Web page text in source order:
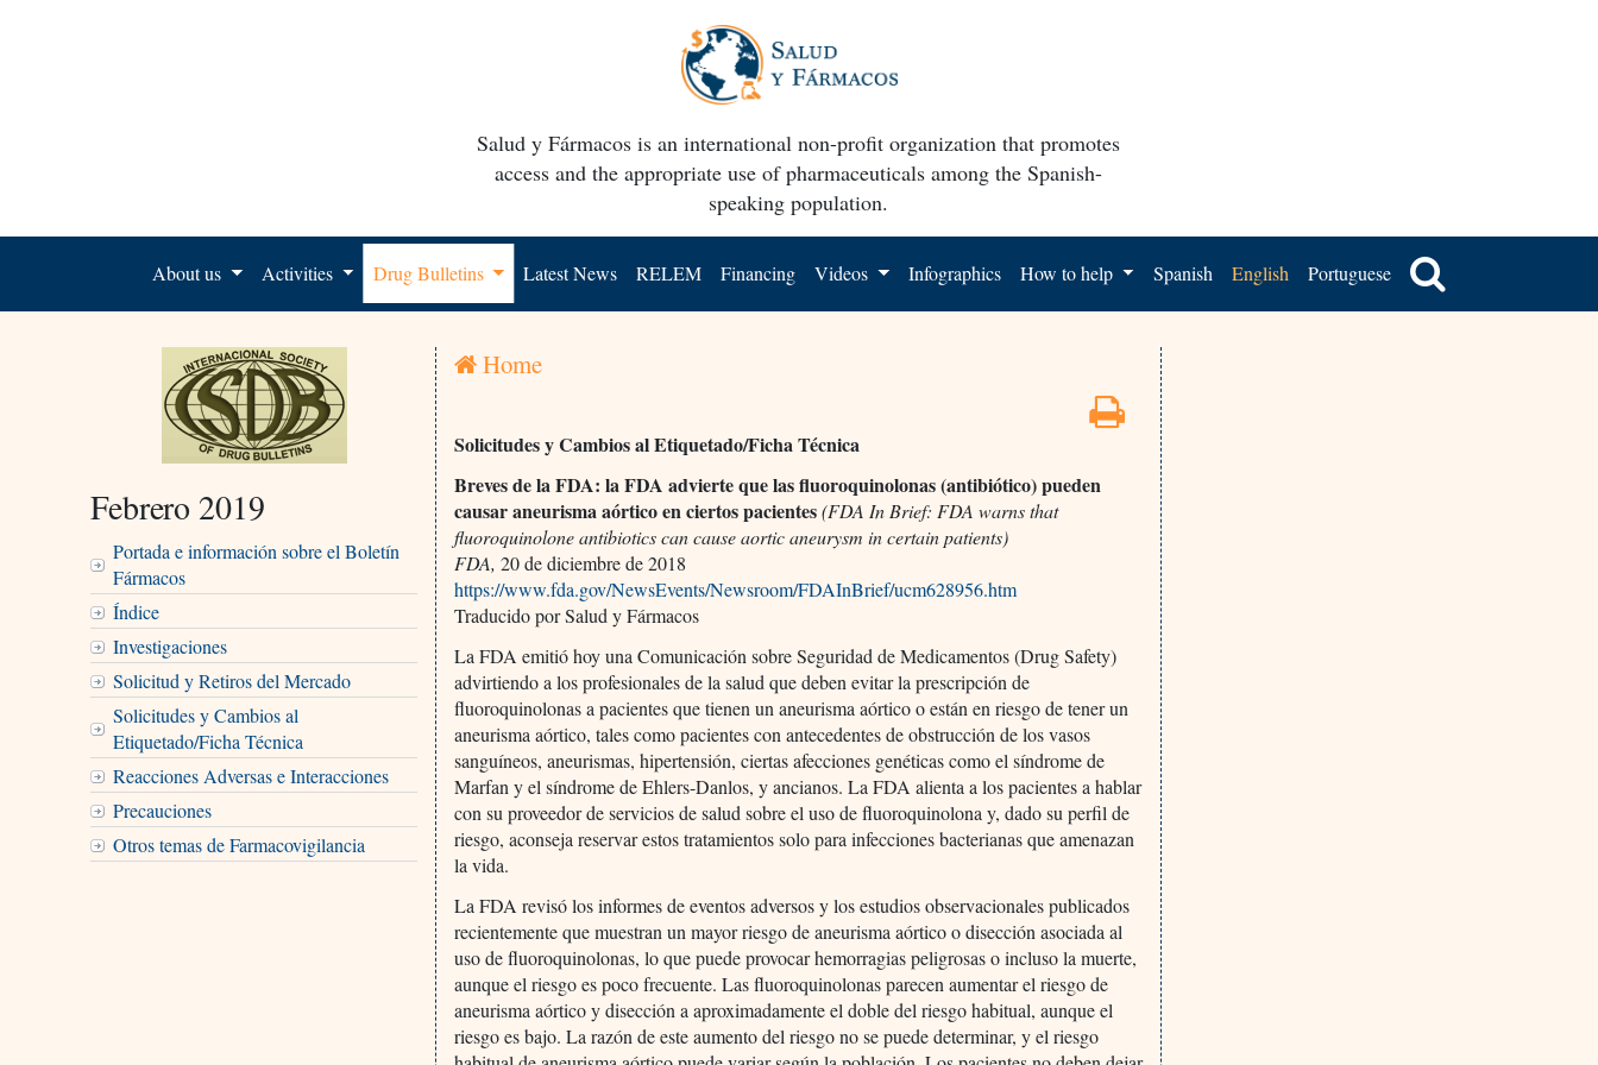
Salud y Fármacos is an international non-profit organization that promotes
access and the appropriate use of pharmaceuticals among the Spanish-
speaking population.
About us Activities Drug Bulletins Latest News RELEM Financing Videos Infographics How to help Spanish English Portuguese
Febrero 2019
Portada e información sobre el Boletín
Fármacos
Índice
Investigaciones
Solicitud y Retiros del Mercado
Solicitudes y Cambios al
Etiquetado/Ficha Técnica
Reacciones Adversas e Interacciones
Precauciones
Otros temas de Farmacovigilancia
Home
Solicitudes y Cambios al Etiquetado/Ficha Técnica
Breves de la FDA: la FDA advierte que las fluoroquinolonas (antibiótico) pueden
causar aneurisma aórtico en ciertos pacientes(FDA In Brief: FDA warns that
fluoroquinolone antibiotics can cause aortic aneurysm in certain patients)
FDA, 20 de diciembre de 2018
https://www.fda.gov/NewsEvents/Newsroom/FDAInBrief/ucm628956.htm
Traducido por Salud y Fármacos
La FDA emitió hoy una Comunicación sobre Seguridad de Medicamentos (Drug Safety)
advirtiendo a los profesionales de la salud que deben evitar la prescripción de
fluoroquinolonas a pacientes que tienen un aneurisma aórtico o están en riesgo de tener un
aneurisma aórtico, tales como pacientes con antecedentes de obstrucción de los vasos
sanguíneos, aneurismas, hipertensión, ciertas afecciones genéticas como el síndrome de
Marfan y el síndrome de Ehlers-Danlos, y ancianos. La FDA alienta a los pacientes a hablar
con su proveedor de servicios de salud sobre el uso de fluoroquinolona y, dado su perfil de
riesgo, aconseja reservar estos tratamientos solo para infecciones bacterianas que amenazan
la vida.
La FDA revisó los informes de eventos adversos y los estudios observacionales publicados
recientemente que muestran un mayor riesgo de aneurisma aórtico o disección asociada al
uso de fluoroquinolonas, lo que puede provocar hemorragias peligrosas o incluso la muerte,
aunque el riesgo es poco frecuente. Las fluoroquinolonas parecen aumentar el riesgo de
aneurisma aórtico y disección a aproximadamente el doble del riesgo habitual, aunque el
riesgo es bajo. La razón de este aumento del riesgo no se puede determinar, y el riesgo